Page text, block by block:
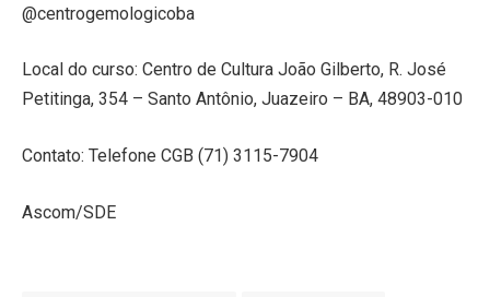
@centrogemologicoba
Local do curso: Centro de Cultura João Gilberto, R. José
Petitinga, 354 – Santo Antônio, Juazeiro – BA, 48903-010
Contato: Telefone CGB (71) 3115-7904
Ascom/SDE